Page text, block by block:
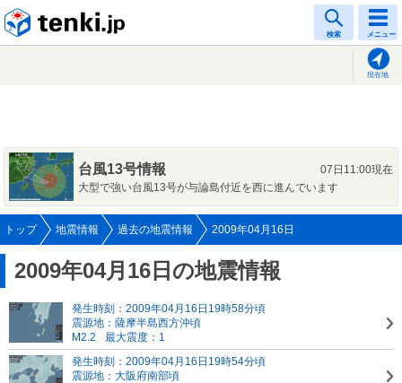
検索 メニュー
現在地
台風13号情報
07日11:00現在
大型で強い台風13号が与論島付近を西に進んでいます
トップ 地震情報 過去の地震情報 2009年04月16日
2009年04月16日の地震情報
発生時刻：2009年04月16日19時58分頃
震源地：薩摩半島西方沖頃
M2.2
最大震度：1
発生時刻：2009年04月16日19時54分頃
震源地：大阪府南部頃